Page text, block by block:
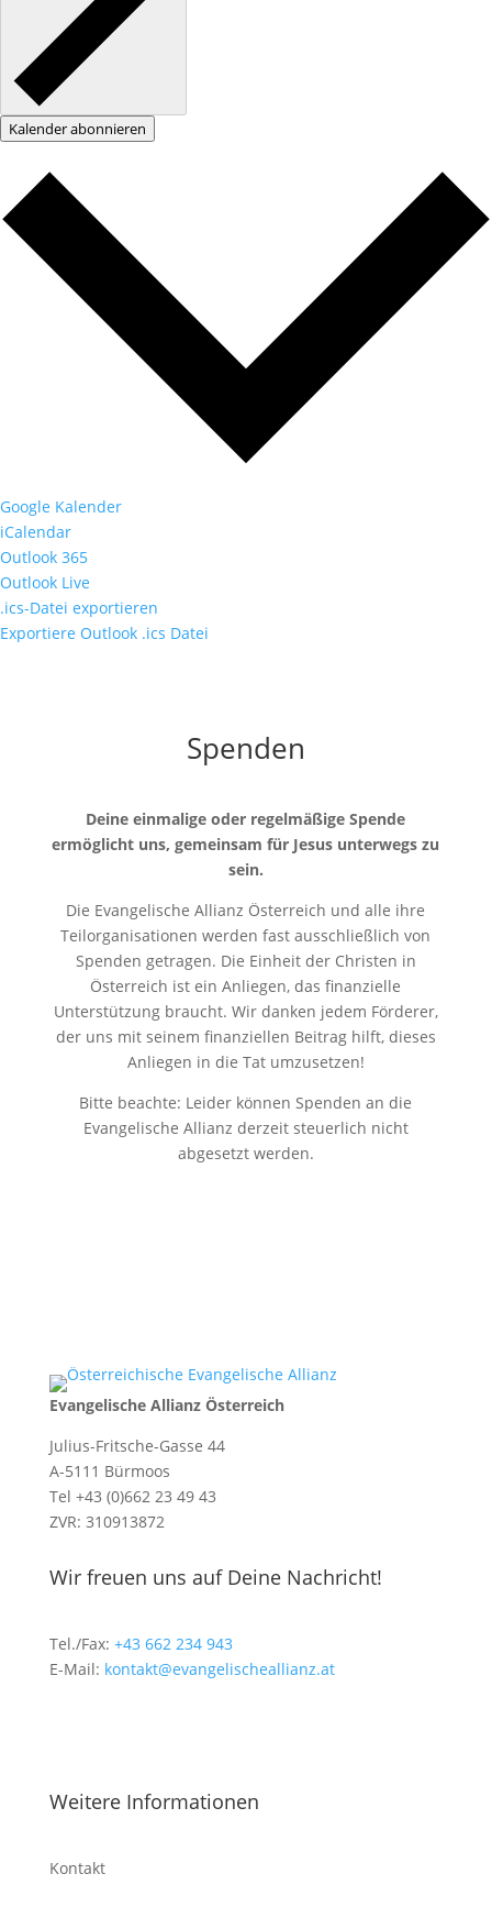
Kalender abonnieren
Google Kalender
iCalendar
Outlook 365
Outlook Live
.ics-Datei exportieren
Exportiere Outlook .ics Datei
Spenden
Deine einmalige oder regelmäßige Spende
ermöglicht uns, gemeinsam für Jesus unterwegs zu
sein.
Die Evangelische Allianz Österreich und alle ihre
Teilorganisationen werden fast ausschließlich von
Spenden getragen. Die Einheit der Christen in
Österreich ist ein Anliegen, das finanzielle
Unterstützung braucht. Wir danken jedem Förderer,
der uns mit seinem finanziellen Beitrag hilft, dieses
Anliegen in die Tat umzusetzen!
Bitte beachte: Leider können Spenden an die
Evangelische Allianz derzeit steuerlich nicht
abgesetzt werden.
Evangelische Allianz Österreich
Julius-Fritsche-Gasse 44
A-5111 Bürmoos
Tel +43 (0)662 23 49 43
ZVR: 310913872
Wir freuen uns auf Deine Nachricht!
Tel./Fax: +43 662 234 943
E-Mail: kontakt@evangelischeallianz.at
Weitere Informationen
Kontakt